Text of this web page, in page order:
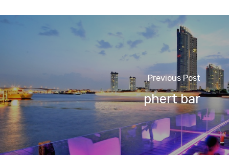
Previous Post
phert bar